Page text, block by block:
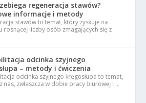
regeneracja stawów?
informacje i metody
stawów to temat, który zyskuje na
rosnącej liczby osób zmagających się z
odcinka szyjnego
– metody i ćwiczenia
odcinka szyjnego kręgosłupa to temat,
nas, zwłaszcza w dobie pracy biurowej i …